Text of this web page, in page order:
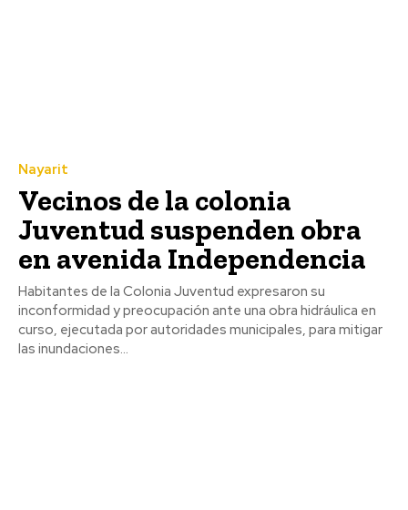
Nayarit
Vecinos de la colonia
Juventud suspenden obra
en avenida Independencia
Habitantes de la Colonia Juventud expresaron su
inconformidad y preocupación ante una obra hidráulica en
curso, ejecutada por autoridades municipales, para mitigar
las inundaciones...